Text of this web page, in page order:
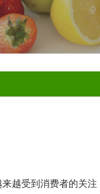
越受到消费者的关